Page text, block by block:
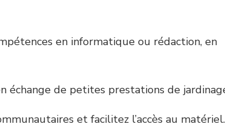
en informatique ou rédaction, en
échange de petites prestations de
et facilitez l’accès au matériel.